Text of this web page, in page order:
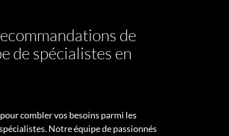
de
de spécialistes en
combler vos besoins parmi les
Notre équipe de passionnés